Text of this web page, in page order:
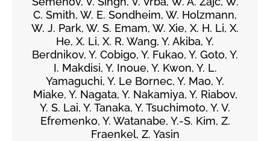
C. Smith, W. E. Sondheim, W. Holzmann,
W. J. Park, W. S. Emam, W. Xie, X. H. Li, X.
He, X. Li, X. R. Wang, Y. Akiba, Y.
Berdnikov, Y. Cobigo, Y. Fukao, Y. Goto, Y.
I. Makdisi, Y. Inoue, Y. Kwon, Y. L.
Yamaguchi, Y. Le Bornec, Y. Mao, Y.
Miake, Y. Nagata, Y. Nakamiya, Y. Riabov,
Y. S. Lai, Y. Tanaka, Y. Tsuchimoto, Y. V.
Efremenko, Y. Watanabe, Y.-S. Kim, Z.
Fraenkel, Z. Yasin